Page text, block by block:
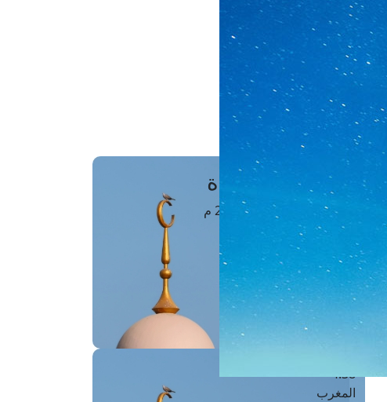
حجز موعد
الفتوى الهاتفية
مَواقِيتُ الصَّـــلاة
القاهرة · 06 أغسطس 2026 م
4 :40
الشروق
6 :17
4:38
المغرب